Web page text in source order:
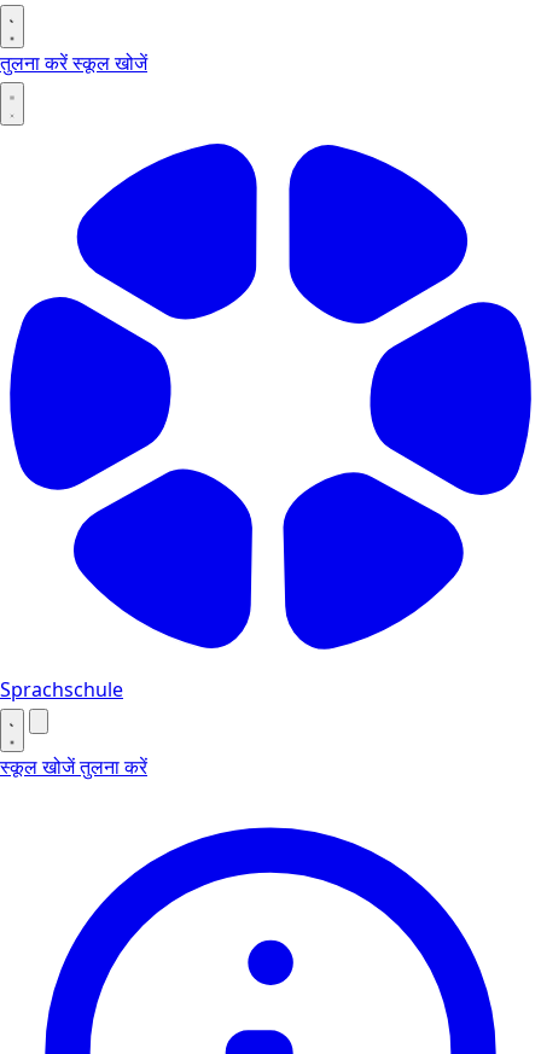
तुलना करेंस्कूल खोजें
Sprachschule
स्कूल खोजेंतुलना करें